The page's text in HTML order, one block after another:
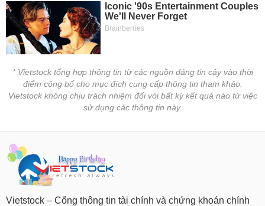
* Vietstock tổng hợp thông tin từ các nguồn đáng tin cậy vào thời
điểm công bố cho mục đích cung cấp thông tin tham khảo.
Vietstock không chịu trách nhiệm đối với bất kỳ kết quả nào từ việc
sử dụng các thông tin này.
Vietstock – Cổng thông tin tài chính và chứng khoán chính